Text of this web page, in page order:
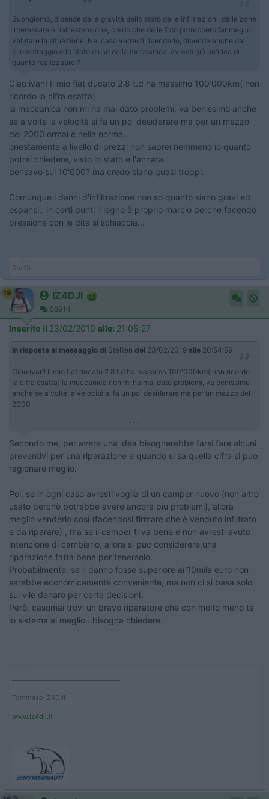
Buongiorno, dipende dalla gravità dello stato delle infiltrazioni, dalle zone
interessate e dall'estensione, credo che delle foto potrebbero far meglio
valutare la situazione. Nel caso verresti rivenderlo, dipende anche dal
kilometraggio e lo stato d'uso della meccanica, avresti già un'idea di
quanto realizzaarci?
Ciao ivan! Il mio fiat ducato 2.8 t.d ha massimo 100'000km( non
ricordo la cifra esatta)
la meccanica non mi ha mai dato problemi, va benissimo anche
se a volte la velocità si fa un po' desiderare ma per un mezzo
del 2000 ormai è nella norma..
onestamente a livello di prezzi non saprei nemmeno io quanto
potrei chiedere, visto lo stato e l'annata.
pensavo sui 10'000? ma credo siano quasi troppi.
Comunque i danni d'infiltrazione non so quanto siano gravi ed
espansi.. in certi punti il legno è proprio marcio perche facendo
pressione con le dita si schiaccia...
Ste.13
19 IZ4DJI
58914
Inserito il 23/02/2019 alle: 21:05:27
In risposta al messaggio di SteRen del 23/02/2019 alle 20:54:59
Ciao ivan! Il mio fiat ducato 2.8 t.d ha massimo 100'000km( non ricordo
la cifra esatta) la meccanica non mi ha mai dato problemi, va benissimo
anche se a volte la velocità si fa un po' desiderare ma per un mezzo del
2000
...
Secondo me, per avere una idea bisognerebbe farsi fare alcuni
preventivi per una riparazione e quando si sa quella cifra si puo
ragionare meglio.
Poi, se in ogni caso avresti voglia di un camper nuovo (non altro
usato perchè potrebbe avere ancora piu problemi), allora
meglio venderlo così (facendosi firmare che è venduto infiltrato
e da riparare) , ma se il camper ti va bene e non avresti avuto
intenzione di cambiarlo, allora si puo considerere una
riparazione fatta bene per tenerselo.
Probabilmente, se il danno fosse superiore ai 10mila euro non
sarebbe economicamente conveniente, ma non ci si basa solo
sul vile denaro per certe decisioni.
Però, casomai trovi un bravo riparatore che con molto meno te
lo sistema al meglio...bisogna chiedere.
Tommaso IZ4DJI
www.iz4dji.it